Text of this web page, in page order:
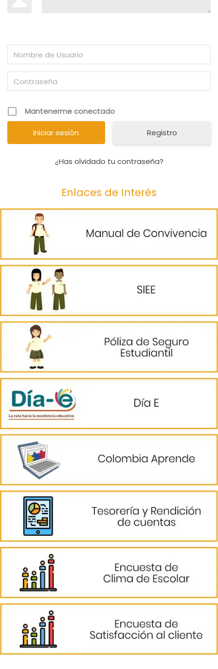
Mantenerme conectado
Registro
¿Has olvidado tu contraseña?
Enlaces de Interés